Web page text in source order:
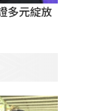
多元綻放